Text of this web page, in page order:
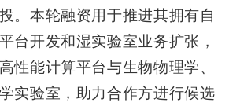
。本轮融资用于推进其拥有自
台开发和湿实验室业务扩张，
性能计算平台与生物物理学、
实验室，助力合作方进行候选